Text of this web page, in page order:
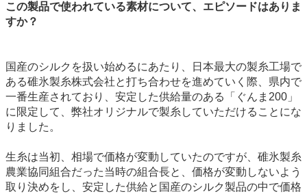
この製品で使われている素材について、エピソードはありま
すか？
国産のシルクを扱い始めるにあたり、日本最大の製糸工場で
ある碓氷製糸株式会社と打ち合わせを進めていく際、県内で
一番生産されており、安定した供給量のある「ぐんま200」
に限定して、弊社オリジナルで製糸していただけることにな
りました。
生糸は当初、相場で価格が変動していたのですが、碓氷製糸
農業協同組合だった当時の組合長と、価格が変動しないよう
取り決めをし、安定した供給と国産のシルク製品の中で価格